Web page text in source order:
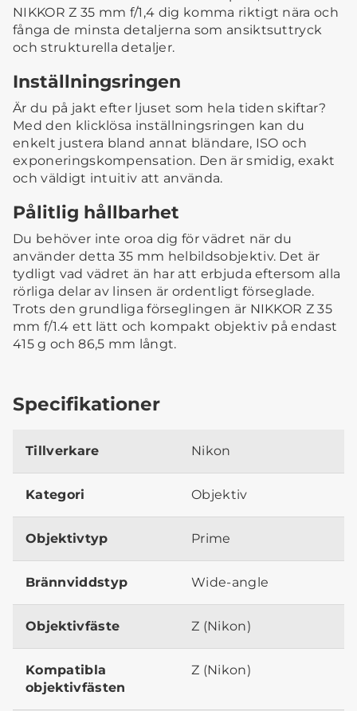
NIKKOR Z 35 mm f/1,4 dig komma riktigt nära och
fånga de minsta detaljerna som ansiktsuttryck
och strukturella detaljer.
Inställningsringen
Är du på jakt efter ljuset som hela tiden skiftar?
Med den klicklösa inställningsringen kan du
enkelt justera bland annat bländare, ISO och
exponeringskompensation. Den är smidig, exakt
och väldigt intuitiv att använda.
Pålitlig hållbarhet
Du behöver inte oroa dig för vädret när du
använder detta 35 mm helbildsobjektiv. Det är
tydligt vad vädret än har att erbjuda eftersom alla
rörliga delar av linsen är ordentligt förseglade.
Trots den grundliga förseglingen är NIKKOR Z 35
mm f/1.4 ett lätt och kompakt objektiv på endast
415 g och 86,5 mm långt.
Specifikationer
Tillverkare Nikon
Kategori Objektiv
Objektivtyp Prime
Brännviddstyp Wide-angle
Objektivfäste Z (Nikon)
Kompatibla
objektivfästen
Z (Nikon)